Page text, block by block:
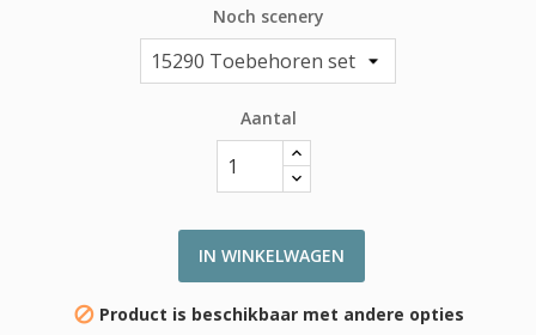
Noch scenery
Aantal
IN WINKELWAGEN
 Product is beschikbaar met andere opties